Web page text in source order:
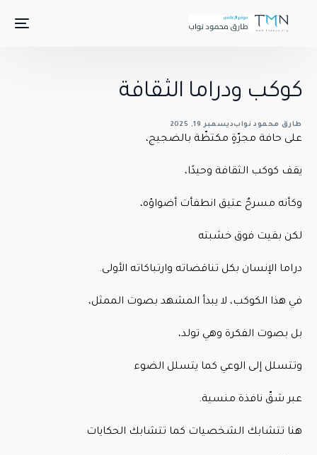
كوكب ودراما الثقافة
طارق محمود نوابديسمبر 19, 2025
على حافة مجرّةٍ مكتظّة بالضجيج،
يقف كوكب الثقافة وحيدًا،
وكأنه مسرحٌ عتيق انطفأت أضواؤه،
لكن بقيت فوق خشبته
دراما الإنسان بكل تناقضاته وارتباكاته الأولى.
في هذا الكوكب، لا يبدأ المشهد بصوت الممثل،
بل بصوت الفكرة وهي تولد،
وتتسلل إلى الوعي كما يتسلل الضوء
عبر شقّ نافذة منسية.
هنا تتشابك الشخصيات كما تتشابك الحكايات